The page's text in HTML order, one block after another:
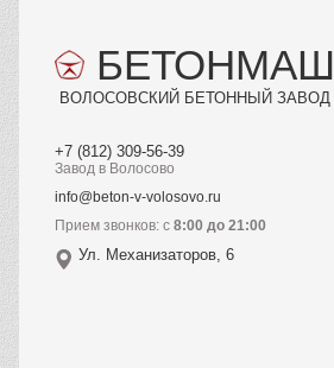
БЕТОНМАШ
ВОЛОСОВСКИЙ БЕТОННЫЙ ЗАВОД
+7 (812) 309-56-39
Завод в Волосово
info@beton-v-volosovo.ru
Прием звонков: с 8:00 до 21:00
Ул. Механизаторов, 6